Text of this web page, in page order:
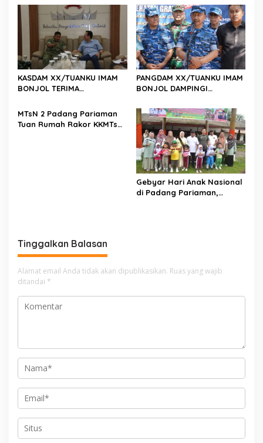
Abadhy Dorong Kolaborasi
Polri dan Media Demi
Kepentingan Masyarakat
KEBUTUHAAN STOK DARAH
KASDAM XX/TUANKU IMAM
BONJOL TERIMA
ANGGOTA DPD RI H. IRMAN
GUSMAN, S.E., M.B.A., DI
PANGDAM XX/TUANKU IMAM
BONJOL DAMPINGI
AU KE-79 DI LANUD SUTAN
SJAHRIR
MTsN 2 Padang Pariaman
Tuan Rumah Rakor KKMTs
Gebyar Hari Anak Nasional
di Padang Pariaman,
Tinggalkan Balasan
Alamat email Anda tidak akan dipublikasikan. Ruas yang wajib
ditandai *